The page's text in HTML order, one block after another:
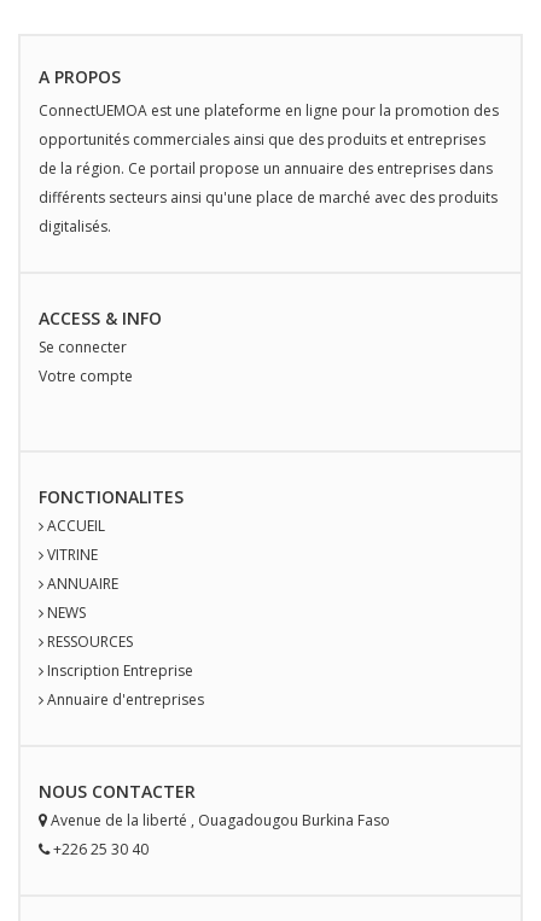
A PROPOS
ConnectUEMOA est une plateforme en ligne pour la promotion des
opportunités commerciales ainsi que des produits et entreprises
de la région. Ce portail propose un annuaire des entreprises dans
différents secteurs ainsi qu'une place de marché avec des produits
digitalisés.
ACCESS & INFO
Se connecter
Votre compte
FONCTIONALITES
ACCUEIL
VITRINE
ANNUAIRE
NEWS
RESSOURCES
Inscription Entreprise
Annuaire d'entreprises
NOUS CONTACTER
Avenue de la liberté , Ouagadougou Burkina Faso
+226 25 30 40